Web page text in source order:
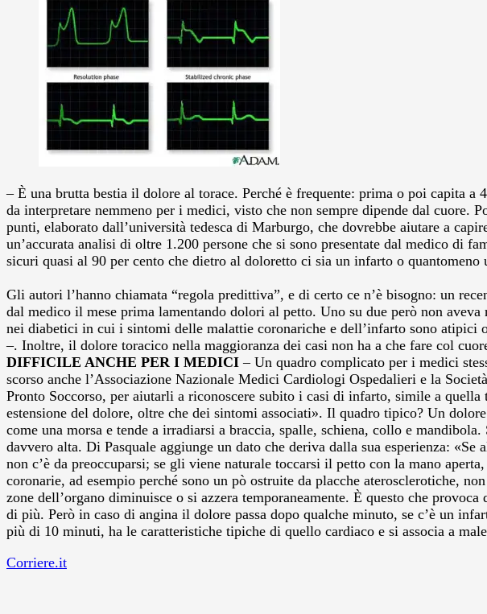
– È una brutta bestia il dolore al torace. Perché è frequente: prima o poi capita
da interpretare nemmeno per i medici, visto che non sempre dipende dal cuore.
punti, elaborato dall’università tedesca di Marburgo, che dovrebbe aiutare a
un’accurata analisi di oltre 1.200 persone che si sono presentate dal medico di
sicuri quasi al 90 per cento che dietro al doloretto ci sia un infarto o quantomeno
Gli autori l’hanno chiamata “regola predittiva”, e di certo ce n’è bisogno: un
dal medico il mese prima lamentando dolori al petto. Uno su due però non
nei diabetici in cui i sintomi delle malattie coronariche e dell’infarto sono atipici
–. Inoltre, il dolore toracico nella maggioranza dei casi non ha a che fare col
DIFFICILE ANCHE PER I MEDICI – Un quadro complicato per i medici
scorso anche l’Associazione Nazionale Medici Cardiologi Ospedalieri e la
Pronto Soccorso, per aiutarli a riconoscere subito i casi di infarto, simile a
estensione del dolore, oltre che dei sintomi associati». Il quadro tipico? Un
come una morsa e tende a irradiarsi a braccia, spalle, schiena, collo e
davvero alta. Di Pasquale aggiunge un dato che deriva dalla sua esperienza:
non c’è da preoccuparsi; se gli viene naturale toccarsi il petto con la mano
coronarie, ad esempio perché sono un pò ostruite da placche aterosclerotiche,
zone dell’organo diminuisce o si azzera temporaneamente. È questo che
di più. Però in caso di angina il dolore passa dopo qualche minuto, se c’è un
più di 10 minuti, ha le caratteristiche tipiche di quello cardiaco e si associa a
Corriere.it